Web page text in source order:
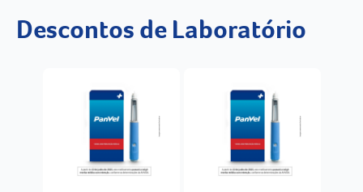
Descontos de Laboratório